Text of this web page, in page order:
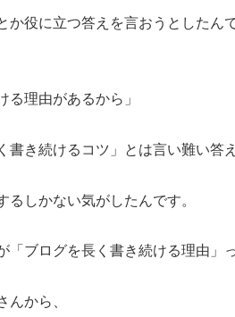
か役に立つ答えを言おうとしたん
る理由があるから」
書き続けるコツ」とは言い難い答
るしかない気がしたんです。
「ブログを長く書き続ける理由」
んから、